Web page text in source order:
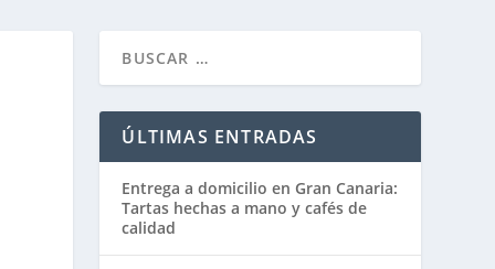
ÚLTIMAS ENTRADAS
Entrega a domicilio en Gran Canaria:
Tartas hechas a mano y cafés de
calidad